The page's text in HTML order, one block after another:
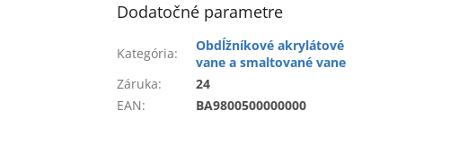
Dodatočné parametre
Kategória:
Obdĺžníkové akrylátové
vane a smaltované vane
Záruka:
24
EAN: BA9800500000000